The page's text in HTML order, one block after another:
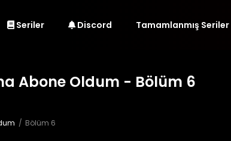
Seriler Discord Tamamlanmış Seriler
Abone Oldum - Bölüm 6
Bölüm 6